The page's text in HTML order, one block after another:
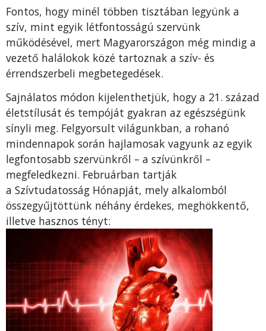
Fontos, hogy minél többen tisztában legyünk a
szív, mint egyik létfontosságú szervünk
működésével, mert Magyarországon még mindig a
vezető halálokok közé tartoznak a szív- és
érrendszerbeli megbetegedések.
Sajnálatos módon kijelenthetjük, hogy a 21. század
életstílusát és tempóját gyakran az egészségünk
sínyli meg. Felgyorsult világunkban, a rohanó
mindennapok során hajlamosak vagyunk az egyik
legfontosabb szervünkről – a szívünkről –
megfeledkezni. Februárban tartják
a Szívtudatosság Hónapját, mely alkalomból
összegyűjtöttünk néhány érdekes, meghökkentő,
illetve hasznos tényt: